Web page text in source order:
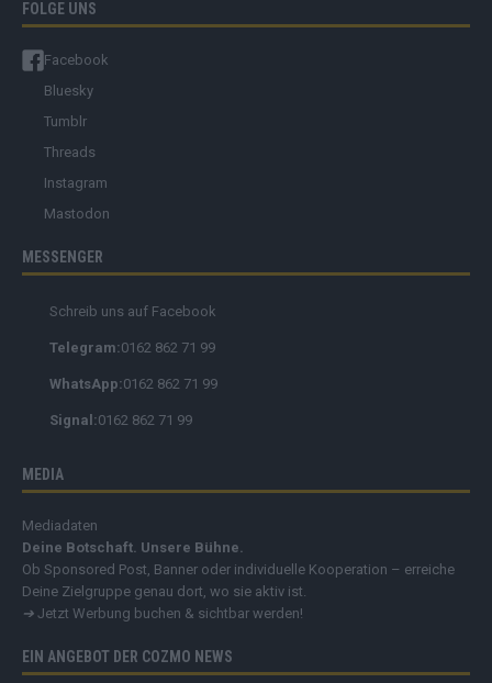
FOLGE UNS
Facebook
Bluesky
Tumblr
Threads
Instagram
Mastodon
MESSENGER
Schreib uns auf Facebook
Telegram:0162 862 71 99
WhatsApp:0162 862 71 99
Signal:0162 862 71 99
MEDIA
Mediadaten
Deine Botschaft. Unsere Bühne.
Ob Sponsored Post, Banner oder individuelle Kooperation – erreiche
Deine Zielgruppe genau dort, wo sie aktiv ist.
➔ Jetzt Werbung buchen & sichtbar werden!
EIN ANGEBOT DER COZMO NEWS